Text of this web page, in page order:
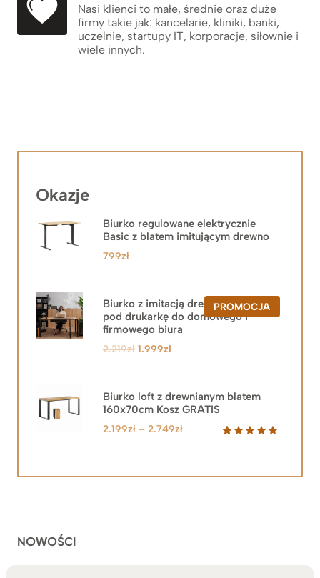
Nasi klienci to małe, średnie oraz duże
firmy takie jak: kancelarie, kliniki, banki,
uczelnie, startupy IT, korporacje, siłownie i
wiele innych.
Okazje
Biurko regulowane elektrycznie
Basic z blatem imitującym drewno
799zł
PROMOCJAPRODUKT
W
Biurko z imitacją drewna z szafką
pod drukarkę do domowego i
firmowego biura
2.219zł Pierwotna
2.219zł.
1.999złAktualna
1.999zł.
Biurko loft z drewnianym blatem
160x70cm Kosz GRATIS
2.199zł – 2.749złZakres
2.199zł
NOWOŚCI